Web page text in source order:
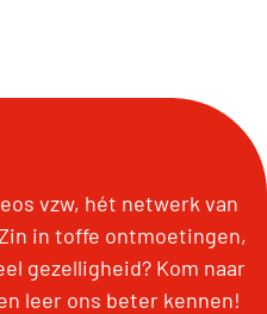
vzw, hét netwerk van
in toffe ontmoetingen,
gezelligheid? Kom naar
leer ons beter kennen!